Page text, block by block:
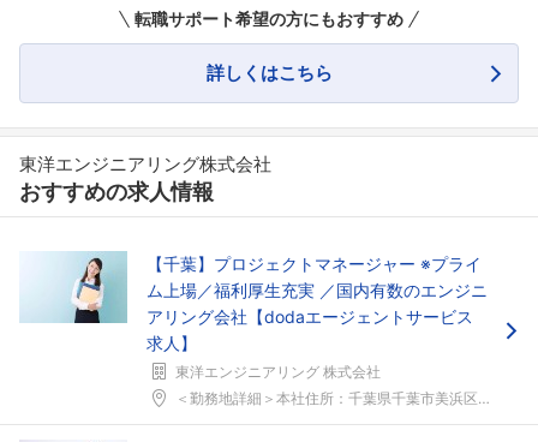
転職サポート希望の方にもおすすめ
詳しくはこちら
東洋エンジニアリング株式会社
おすすめの求人情報
【千葉】プロジェクトマネージャー ※プライ
ム上場／福利厚生充実 ／国内有数のエンジニ
アリング会社【dodaエージェントサービス
求人】
東洋エンジニアリング 株式会社
＜勤務地詳細＞本社住所：千葉県千葉市美浜区中瀬1-...